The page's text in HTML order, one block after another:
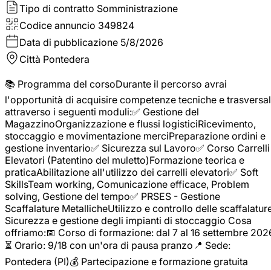
Tipo di contratto Somministrazione
Codice annuncio 349824
Data di pubblicazione 5/8/2026
Città Pontedera
📚 Programma del corsoDurante il percorso avrai
l'opportunità di acquisire competenze tecniche e
attraverso i seguenti moduli:✅ Gestione del
MagazzinoOrganizzazione e flussi logisticiRicevimento,
stoccaggio e movimentazione merciPreparazione ordini e
gestione inventario✅ Sicurezza sul Lavoro✅ Corso Carrelli
Elevatori (Patentino del muletto)Formazione teorica e
praticaAbilitazione all'utilizzo dei carrelli elevatori✅ Soft
SkillsTeam working, Comunicazione efficace, Problem
solving, Gestione del tempo✅ PRSES - Gestione
Scaffalature MetallicheUtilizzo e controllo delle
Sicurezza e gestione degli impianti di stoccaggio Cosa
offriamo:📅 Corso di formazione: dal 7 al 16 settembre
⏳ Orario: 9/18 con un'ora di pausa pranzo📍 Sede:
Pontedera (PI)💰 Partecipazione e formazione gratuita